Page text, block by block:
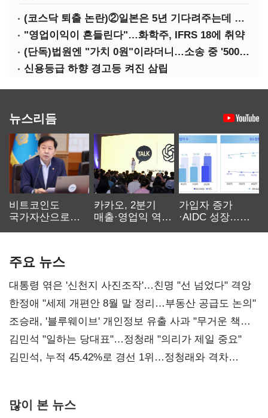
(코스닥 퇴출 논란)②일본은 5년 기다려주는데 우리는 당장 퇴출?…시간만으론 부족한 코스닥 구하기
"영업이익이 흔들린다"…화학주, IFRS 18에 취약
(단독)법원엔 "가치 0원"이라더니…소송 중 '500원 유증' 강행한 라인게임즈
신용등급 하향 경고등 켜진 삼립
뉴스리듬
비트코인도
국가자산으로…'
카카오, 2분기
매출·영업익 역대
가입자 증가
·AIDC 성장…
주요 뉴스
대통령 엮은 '신천지 사진조작'…친명 "선 넘었다" 격앙
한정애 "세제 개편안 8월 말 정리…부동산 공급도 논의"
조승래, '블루웨이브' 개인정보 유출 사과 "무거운 책임
통감"
김민석 "일하는 당대표"…정청래 "의리가 제일 중요"
김민석, 누적 45.42%로 경선 1위…정청래와 격차
많이 본 뉴스